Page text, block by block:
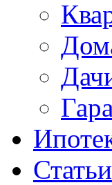
Статьи